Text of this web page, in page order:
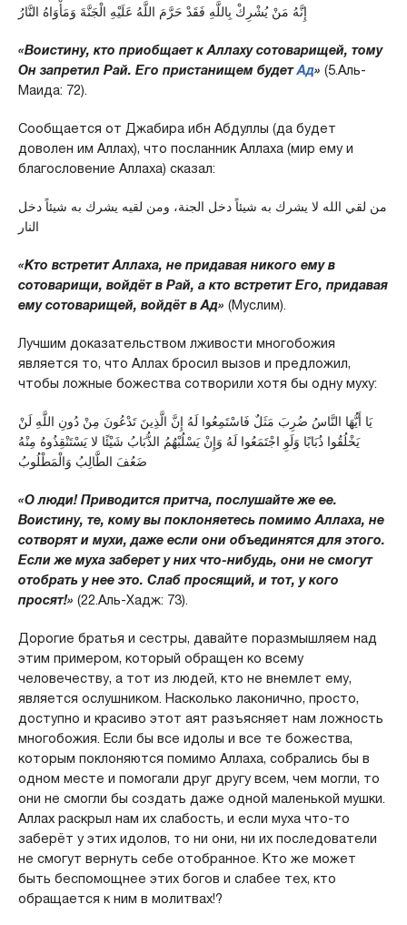
إِنَّهُ مَنْ يُشْرِكْ بِاللَّهِ فَقَدْ حَرَّمَ اللَّهُ عَلَيْهِ الْجَنَّةَ وَمَأْوَاهُ النَّارُ
«Воистину, кто приобщает к Аллаху сотоварищей, тому
Он запретил Рай. Его пристанищем будетАд» (5.Аль-
Маида: 72).
Сообщается от Джабира ибн Абдуллы (да будет
доволен им Аллах), что посланник Аллаха (мир ему и
благословение Аллаха) сказал:
من لقي الله لا يشرك به شيئاً دخل الجنة، ومن لقيه يشرك به شيئاً دخل
النار
«Кто встретит Аллаха, не придавая никого ему в
сотоварищи, войдёт в Рай, а кто встретит Его, придавая
ему сотоварищей, войдёт в Ад» (Муслим).
Лучшим доказательством лживости многобожия
является то, что Аллах бросил вызов и предложил,
чтобы ложные божества сотворили хотя бы одну муху:
يَا أَيُّهَا النَّاسُ ضُرِبَ مَثَلٌ فَاسْتَمِعُوا لَهُ إِنَّ الَّذِينَ تَدْعُونَ مِنْ دُونِ اللَّهِ لَنْ
يَخْلُقُوا ذُبَابًا وَلَوِ اجْتَمَعُوا لَهُ وَإِنْ يَسْلُبْهُمُ الذُّبَابُ شَيْئًا لا يَسْتَنْقِذُوهُ مِنْهُ
ضَعُفَ الطَّالِبُ وَالْمَطْلُوبُ
«О люди! Приводится притча, послушайте же ее.
Воистину, те, кому вы поклоняетесь помимо Аллаха, не
сотворят и мухи, даже если они объединятся для этого.
Если же муха заберет у них что-нибудь, они не смогут
отобрать у нее это. Слаб просящий, и тот, у кого
просят!» (22.Аль-Хадж: 73).
Дорогие братья и сестры, давайте поразмышляем над
этим примером, который обращен ко всему
человечеству, а тот из людей, кто не внемлет ему,
является ослушником. Насколько лаконично, просто,
доступно и красиво этот аят разъясняет нам ложность
многобожия. Если бы все идолы и все те божества,
которым поклоняются помимо Аллаха, собрались бы в
одном месте и помогали друг другу всем, чем могли, то
они не смогли бы создать даже одной маленькой мушки.
Аллах раскрыл нам их слабость, и если муха что-то
заберёт у этих идолов, то ни они, ни их последователи
не смогут вернуть себе отобранное. Кто же может
быть беспомощнее этих богов и слабее тех, кто
обращается к ним в молитвах!?